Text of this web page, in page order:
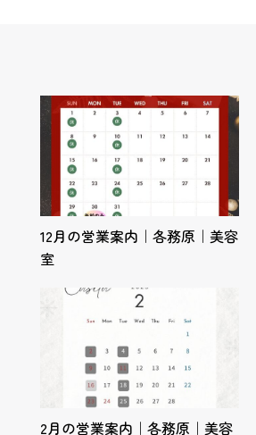
12月の営業案内｜各務原｜美容
室
2月の営業案内｜各務原｜美容